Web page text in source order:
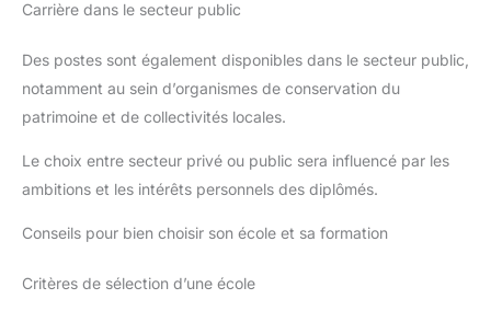
Carrière dans le secteur public
Des postes sont également disponibles dans le secteur public,
notamment au sein d’organismes de conservation du
patrimoine et de collectivités locales.
Le choix entre secteur privé ou public sera influencé par les
ambitions et les intérêts personnels des diplômés.
Conseils pour bien choisir son école et sa formation
Critères de sélection d’une école